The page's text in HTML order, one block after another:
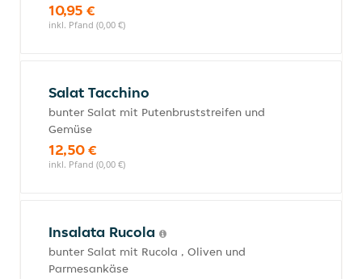
10,95 €
inkl. Pfand (0,00 €)
Salat Tacchino
bunter Salat mit Putenbruststreifen und
Gemüse
12,50 €
inkl. Pfand (0,00 €)
Insalata Rucola
bunter Salat mit Rucola , Oliven und
Parmesankäse